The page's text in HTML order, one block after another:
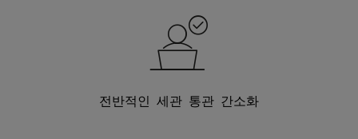
전반적인 세관 통관 간소화